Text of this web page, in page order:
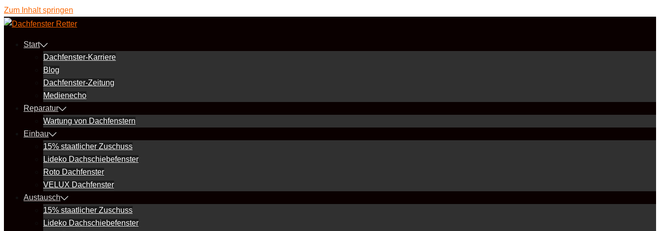
Zum Inhalt springen
Start
Dachfenster-Karriere
Blog
Dachfenster-Zeitung
Medienecho
Reparatur
Wartung von Dachfenstern
Einbau
15% staatlicher Zuschuss
Lideko Dachschiebefenster
Roto Dachfenster
VELUX Dachfenster
Austausch
15% staatlicher Zuschuss
Lideko Dachschiebefenster